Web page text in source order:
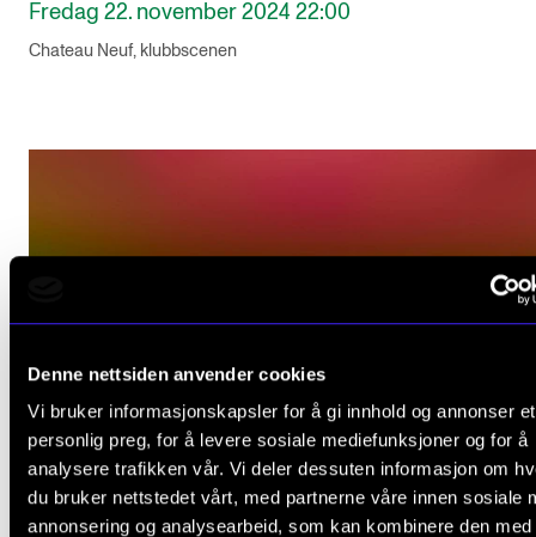
Denne nettsiden anvender cookies
Vi bruker informasjonskapsler for å gi innhold og annonser et
personlig preg, for å levere sosiale mediefunksjoner og for å
analysere trafikken vår. Vi deler dessuten informasjon om
du bruker nettstedet vårt, med partnerne våre innen sosiale
annonsering og analysearbeid, som kan kombinere den med
Fredag 22. november 2024 22:00
Chateau Neuf, klubbscenen